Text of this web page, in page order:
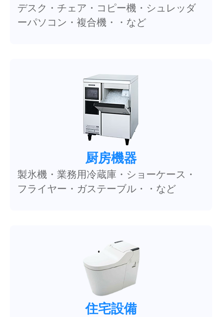
デスク・チェア・コピー機・シュレッダ
ーパソコン・複合機・・など
厨房機器
製氷機・業務用冷蔵庫・ショーケース・
フライヤー・ガステーブル・・など
住宅設備